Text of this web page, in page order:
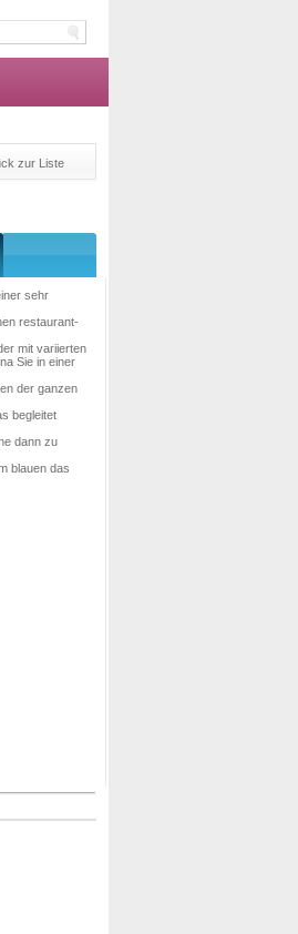
zur Liste
sehr
restaurant-
mit variierten
Sie in einer
der ganzen
begleitet
dann zu
blauen das